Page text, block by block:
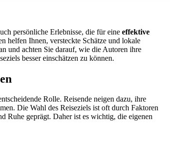
persönliche Erlebnisse, die für eine effektive
helfen Ihnen, versteckte Schätze und lokale
und achten Sie darauf, wie die Autoren ihre
besser einschätzen zu können.
Rolle. Reisende neigen dazu, ihre
Die Wahl des Reiseziels ist oft durch Faktoren
Ruhe geprägt. Daher ist es wichtig, die eigenen